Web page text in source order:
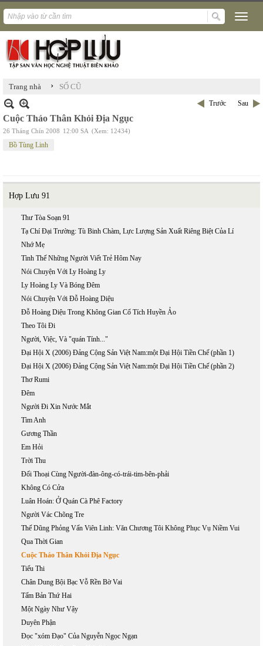
Trang nhà › SỐ CŨ
Trước Sau
Cuộc Tháo Thân Khỏi Địa Ngục
26 Tháng Chín 2008 12:00 SA (Xem: 12434)
Bồ Tùng Linh
Hợp Lưu 91
Thư Tòa Soạn 91
Tạ Chí Đại Trường: Tù Binh Chàm, Lực Lượng Sản Xuất Riêng Biệt Của Lí
Nhớ Mẹ
Tình Thế Những Người Viết Trẻ Hôm Nay
Nói Chuyện Với Ly Hoàng Ly
Ly Hoàng Ly Và Bóng Đêm
Nói Chuyện Với Đỗ Hoàng Diệu
Đỗ Hoàng Diệu Trong Không Gian Cổ Tích Huyền Ảo
Theo Tôi Đi
Người, Việc, Và "quán Tính..."
Đại Hội X (2006) Đảng Cộng Sản Việt Nam:một Đại Hội Tiền Chế (phần 1)
Đại Hội X (2006) Đảng Cộng Sản Việt Nam:một Đại Hội Tiền Chế (phần 2)
Thơ Rumi
Đêm
Người Đi Xin Nước Mắt
Tìm Anh
Gương Thần
Em Hỏi
Trời Thu
Đối Thoại Cùng Người-đàn-ông-có-trái-tim-bên-phải
Không Có Cửa
Luân Hoán: Ở Quán Cà Phê Factory
Người Vác Chõng Tre
Thế Dũng Phỏng Vấn Viên Linh: Văn Chương Tôi Không Phục Vụ Niềm Vui
Qua Thời Gian
Cuộc Tháo Thân Khỏi Địa Ngục
Tiểu Thi
Chân Dung Bội Bạc Vỗ Rền Bờ Vai
Tấm Bản Thứ Hai
Một Ngày Như Vậy
Duyên Phận
Đọc "xóm Đạo" Của Nguyễn Ngọc Ngạn